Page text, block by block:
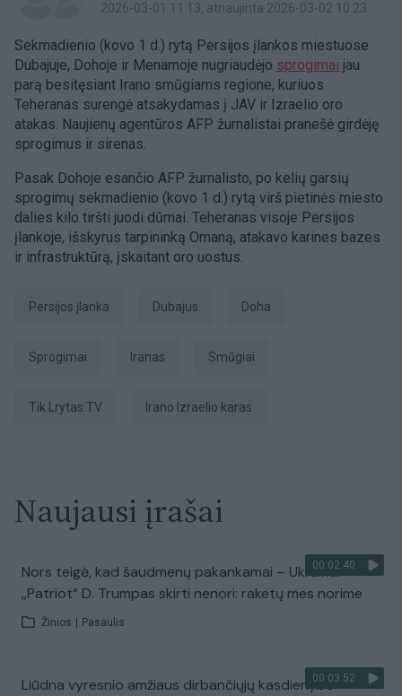
2026-03-01 11:13, atnaujinta 2026-03-02 10:23
Sekmadienio (kovo 1 d.) rytą Persijos įlankos miestuose
Dubajuje, Dohoje ir Menamoje nugriaudėjo sprogimai jau
parą besitęsiant Irano smūgiams regione, kuriuos
Teheranas surengė atsakydamas į JAV ir Izraelio oro
atakas. Naujienų agentūros AFP žurnalistai pranešė girdėję
sprogimus ir sirenas.
Pasak Dohoje esančio AFP žurnalisto, po kelių garsių
sprogimų sekmadienio (kovo 1 d.) rytą virš pietinės miesto
dalies kilo tiršti juodi dūmai. Teheranas visoje Persijos
įlankoje, išskyrus tarpininką Omaną, atakavo karines bazes
ir infrastruktūrą, įskaitant oro uostus.
Persijos įlanka Dubajus Doha
sprogimai Iranas smūgiai
tik Lrytas.TV Irano Izraelio karas
Naujausi įrašai
00:02:40
Nors teigė, kad šaudmenų pakankamai – Ukrainai
„Patriot“ D. Trumpas skirti nenori: raketų mes norime
Žinios Pasaulis
00:03:52
Liūdna vyresnio amžiaus dirbančiųjų kasdienybė –